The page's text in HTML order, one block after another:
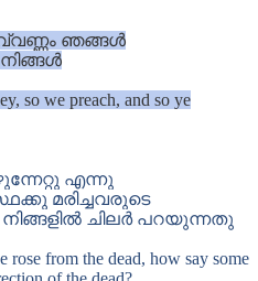
ഞങ്ങൾ
so we preach, and so ye
എന്നു
മരിച്ചവരുടെ
ചിലർ പറയുന്നതു
rose from the dead, how say some